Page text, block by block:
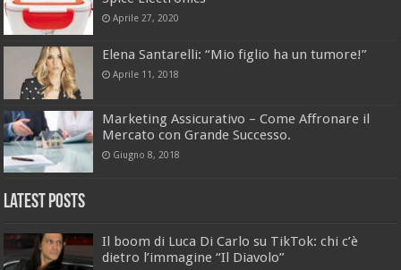
Aprile 27, 2020
Elena Santarelli: “Mio figlio ha un tumore!”
Aprile 11, 2018
Marketing Assicurativo – Come Affronare il
Mercato con Grande Successo.
Giugno 8, 2018
Latest Posts
Il boom di Luca Di Carlo su TikTok: chi c’è
dietro l’immagine “Il Diavolo”